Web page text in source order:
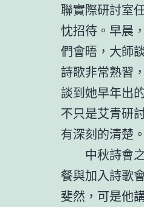
聯實際研討室
忱招待。早晨
們會晤，大師
詩歌非常熟習
談到她早年出
不只是艾青研
有深刻的清楚。
中秋詩會
餐與加入詩歌
斐然，可是他